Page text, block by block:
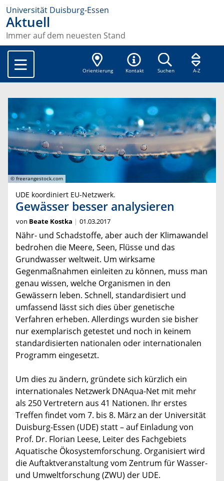
Universität Duisburg-Essen
Aktuell
Immer auf dem neuesten Stand
Orientierung Kontakt Suchen A-Z
© freerangestock.com
UDE koordiniert EU-Netzwerk.
Gewässer besser analysieren
von Beate Kostka 01.03.2017
Nähr- und Schadstoffe, aber auch der Klimawandel
bedrohen die Meere, Seen, Flüsse und das
Grundwasser weltweit. Um wirksame
Gegenmaßnahmen einleiten zu können, muss man
genau wissen, welche Organismen in den
Gewässern leben. Schnell, standardisiert und
umfassend lässt sich dies über genetische
Verfahren erheben. Allerdings wurden sie bisher
nur exemplarisch getestet und noch in keinem
standardisierten nationalen oder internationalen
Programm eingesetzt.
Um dies zu ändern, gründete sich kürzlich ein
internationales Netzwerk DNAqua-Net mit mehr
als 250 Vertretern aus 41 Nationen. Ihr erstes
Treffen findet vom 7. bis 8. März an der Universität
Duisburg-Essen (UDE) statt – auf Einladung von
Prof. Dr. Florian Leese, Leiter des Fachgebiets
Aquatische Ökosystemforschung. Organisiert wird
die Auftaktveranstaltung vom Zentrum für Wasser-
und Umweltforschung (ZWU) der UDE.